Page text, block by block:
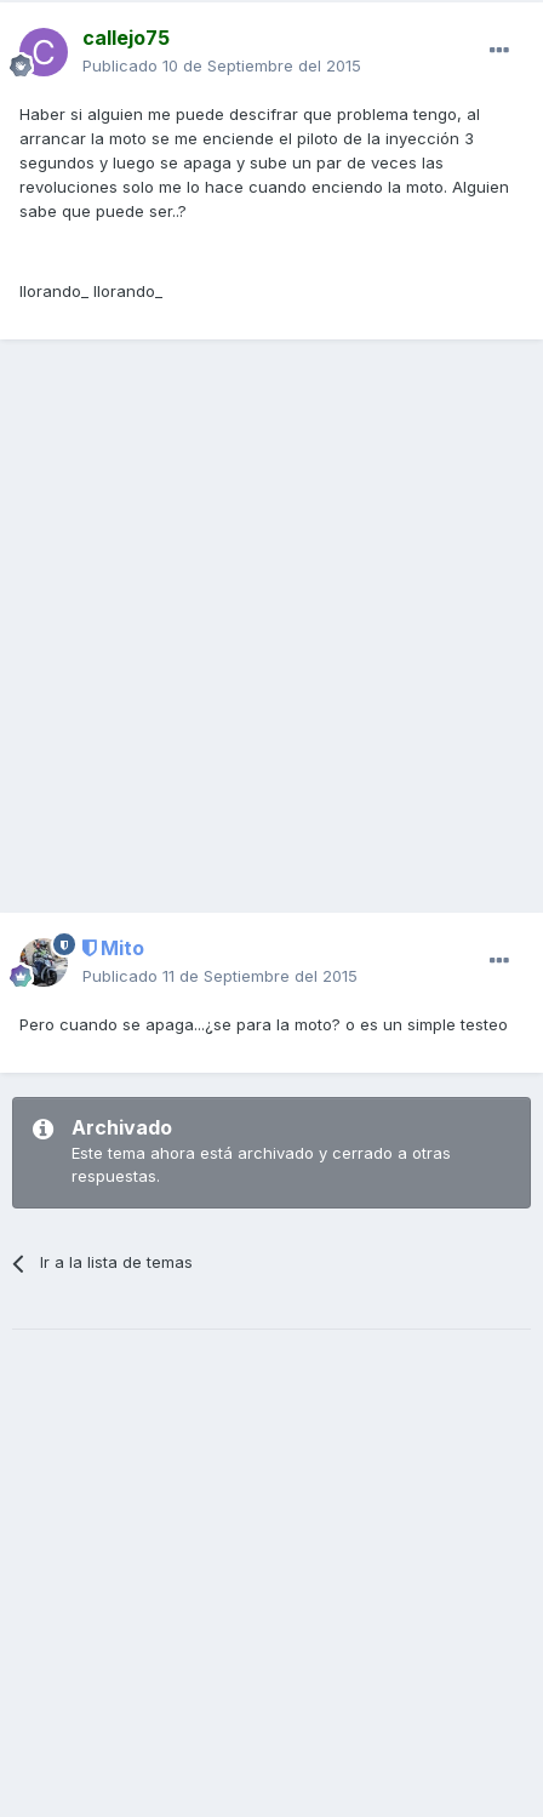
callejo75
Publicado 10 de Septiembre del 2015
Haber si alguien me puede descifrar que problema tengo, al
arrancar la moto se me enciende el piloto de la inyección 3
segundos y luego se apaga y sube un par de veces las
revoluciones solo me lo hace cuando enciendo la moto. Alguien
sabe que puede ser..?
llorando_ llorando_
Mito
Publicado 11 de Septiembre del 2015
Pero cuando se apaga...¿se para la moto? o es un simple testeo
Archivado
Este tema ahora está archivado y cerrado a otras
respuestas.
Ir a la lista de temas